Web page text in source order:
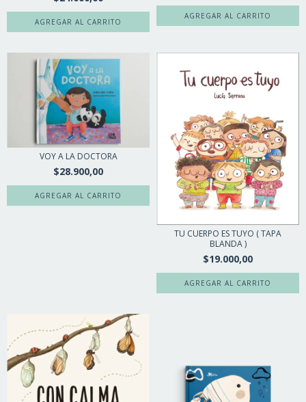
VOY A LA DOCTORA
$28.900,00
TU CUERPO ES TUYO ( TAPA
BLANDA )
$19.000,00